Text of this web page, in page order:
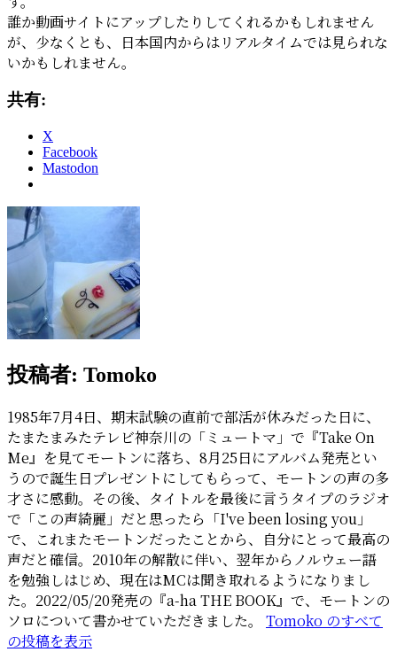
誰か動画サイトにアップしたりしてくれるかもしれません
が、少なくとも、日本国内からはリアルタイムでは見られな
いかもしれません。
共有:
X
Facebook
Mastodon
投稿者: Tomoko
1985年7月4日、期末試験の直前で部活が休みだった日に、
たまたまみたテレビ神奈川の「ミュートマ」で『Take On
Me』を見てモートンに落ち、8月25日にアルバム発売とい
うので誕生日プレゼントにしてもらって、モートンの声の多
才さに感動。その後、タイトルを最後に言うタイプのラジオ
で「この声綺麗」だと思ったら「I've been losing you」
で、これまたモートンだったことから、自分にとって最高の
声だと確信。2010年の解散に伴い、翌年からノルウェー語
を勉強しはじめ、現在はMCは聞き取れるようになりまし
た。2022/05/20発売の『a-ha THE BOOK』で、モートンの
ソロについて書かせていただきました。 Tomoko のすべて
の投稿を表示